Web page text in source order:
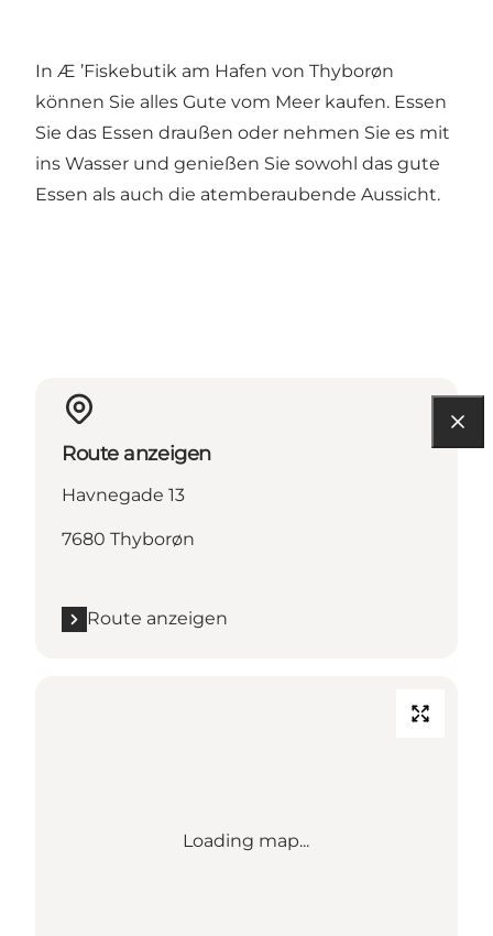
In Æ ’Fiskebutik am Hafen von Thyborøn
können Sie alles Gute vom Meer kaufen. Essen
Sie das Essen draußen oder nehmen Sie es mit
ins Wasser und genießen Sie sowohl das gute
Essen als auch die atemberaubende Aussicht.
Route anzeigen
Havnegade 13
7680 Thyborøn
Route anzeigen
Loading map...